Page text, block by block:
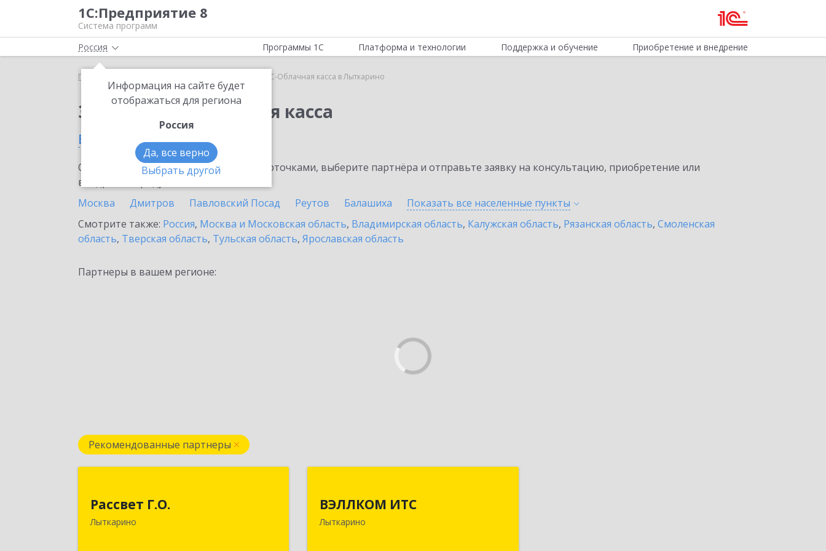
1С:Предприятие 8
Система программ
Россия
Информация на сайте будет
отображаться для региона
Россия
Да, все верно
Выбрать другой
Программы 1С Платформа и технологии Поддержка и обучение Приобретение и внедрение
Главная 1С-Облачная касса в Лыткарино
Заказать 1С-Облачная касса
в Лыткарино
Ознакомьтесь с информационными карточками, выберите партнёра и отправьте заявку на консультацию, приобретение или
внедрение продукта.
Москва
Дмитров Павловский Посад Реутов Балашиха Показать все населенные пункты
Смотрите также: Россия, Москва и Московская область, Владимирская область, Калужская область, Рязанская область, Смоленская
область, Тверская область, Тульская область, Ярославская область
Партнеры в вашем регионе:
Рекомендованные партнеры
Рассвет Г.О.
Лыткарино
ВЭЛЛКОМ ИТС
Лыткарино
г.о., Лыткарино г, Первомайская ул,